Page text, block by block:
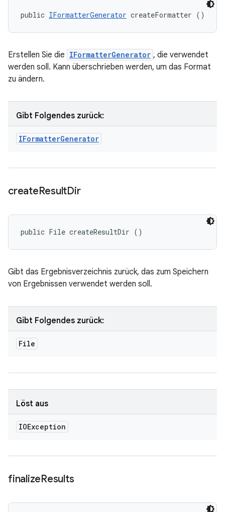
public IFormatterGenerator createFormatter ()
Erstellen Sie die IFormatterGenerator , die verwendet
werden soll. Kann überschrieben werden, um das Format
zu ändern.
Gibt Folgendes zurück:
IFormatterGenerator
createResultDir
public File createResultDir ()
Gibt das Ergebnisverzeichnis zurück, das zum Speichern
von Ergebnissen verwendet werden soll.
Gibt Folgendes zurück:
File
Löst aus
IOException
finalizeResults